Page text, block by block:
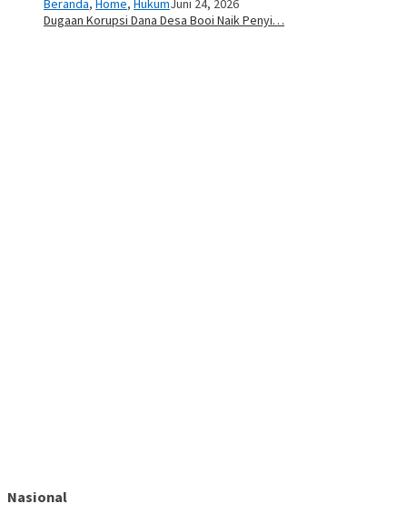
Beranda, Home, HukumJuni 24, 2026
Dugaan Korupsi Dana Desa Booi Naik Penyi…
Nasional